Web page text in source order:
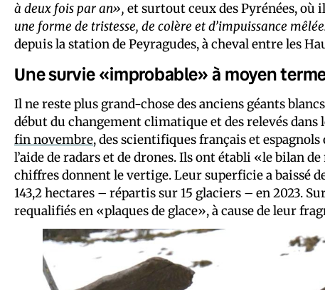
à deux fois par an», et surtout ceux des Pyrénées, où
une forme de tristesse, de colère et d’impuissance
depuis la station de Peyragudes, à cheval entre les
Une survie «improbable» à moyen
Il ne reste plus grand-chose des anciens géants
début du changement climatique et des relevés dans
fin novembre, des scientifiques français et
l’aide de radars et de drones. Ils ont établi «le bilan
chiffres donnent le vertige. Leur superficie a baissé
143,2 hectares – répartis sur 15 glaciers – en 2023.
requalifiés en «plaques de glace», à cause de leur